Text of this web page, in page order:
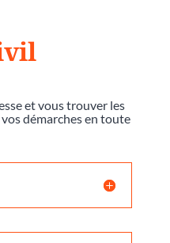
et vous trouver les
démarches en toute